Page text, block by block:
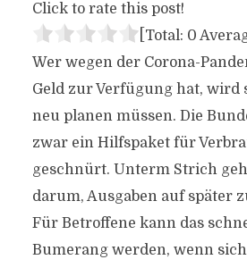
Click to rate this post!
[Total: 0
Wer wegen der Corona-
Geld zur Verfügung hat, wird
neu planen müssen. Die
zwar ein Hilfspaket für
geschnürt. Unterm Strich
darum, Ausgaben auf später
Für Betroffene kann das
Bumerang werden, wenn